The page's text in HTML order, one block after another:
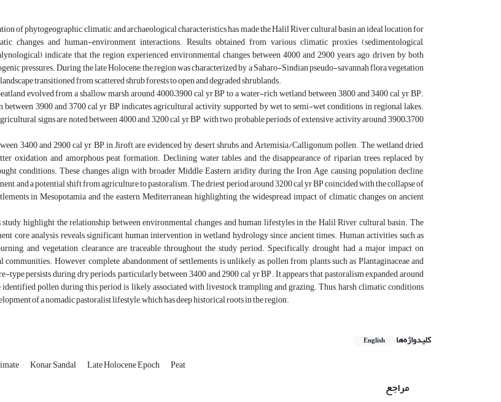
of phytogeographic, climatic, and archaeological characteristics has made the Halil River cultural basin an ideal location for
changes and human-environment interactions. Results obtained from various climatic proxies (sedimentological,
indicate that the region experienced environmental changes between 4000 and 2900 years ago, driven by both
pressures. During the late Holocene, the region was characterized by a Saharo-Sindian pseudo-savannah flora vegetation
transitioned from scattered shrub forests to open and degraded shrublands.
evolved from a shallow marsh around 4000–3900 cal yr BP to a water-rich wetland between 3800 and 3400 cal yr BP.
3900 and 3700 cal yr BP indicates agricultural activity, supported by wet to semi-wet conditions in regional lakes.
signs are noted between 4000 and 3200 cal yr BP, with two probable periods of extensive activity around 3900–3700
3400 and 2900 cal yr BP in Jiroft are evidenced by desert shrubs and Artemisia/Calligonum pollen. The wetland dried,
oxidation and amorphous peat formation. Declining water tables and the disappearance of riparian trees, replaced by
conditions. These changes align with broader Middle Eastern aridity during the Iron Age, causing population decline,
and a potential shift from agriculture to pastoralism. The driest period around 3200 cal yr BP coincided with the collapse of
in Mesopotamia and the eastern Mediterranean, highlighting the widespread impact of climatic changes on ancient
highlight the relationship between environmental changes and human lifestyles in the Halil River cultural basin. The
core analysis reveals significant human intervention in wetland hydrology since ancient times. Human activities such as
and vegetation clearance are traceable throughout the study period. Specifically, drought had a major impact on
However, complete abandonment of settlements is unlikely, as pollen from plants such as Plantaginaceae and
type persists during dry periods, particularly between 3400 and 2900 cal yr BP. It appears that pastoralism expanded around
pollen during this period is likely associated with livestock trampling and grazing. Thus, harsh climatic conditions
of a nomadic pastoralist lifestyle, which has deep historical roots in the region.
کلیدواژه‌ها English
Konar Sandal Late Holocene Epoch Peat
مراجع